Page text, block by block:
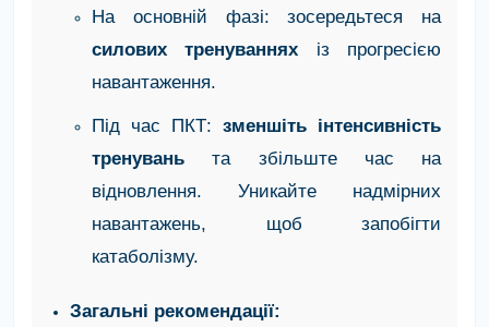
На основній фазі: зосередьтеся на
силових тренуваннях із прогресією
навантаження.
Під час ПКТ: зменшіть інтенсивність
тренуваньта збільште час на
відновлення. Уникайте надмірних
навантажень, щоб запобігти
катаболізму.
Загальні рекомендації: